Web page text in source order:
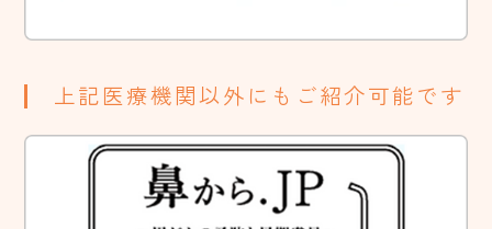
上記医療機関以外にもご紹介可能です